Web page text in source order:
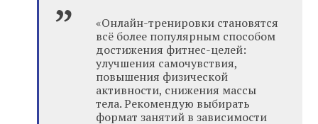
«Онлайн-тренировки становятся
всё более популярным способом
достижения фитнес-целей:
улучшения самочувствия,
повышения физической
активности, снижения массы
тела. Рекомендую выбирать
формат занятий в зависимости